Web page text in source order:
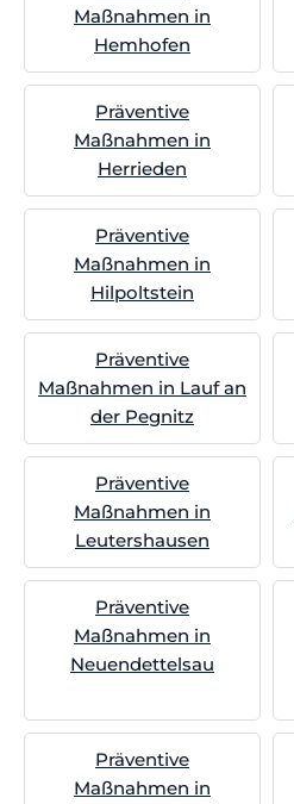
Maßnahmen in
Hemhofen
Präventive
Maßnahmen in
Herrieden
Präventive
Maßnahmen in
Hilpoltstein
Präventive
Maßnahmen in Lauf an
der Pegnitz
Präventive
Maßnahmen in
Leutershausen
Präventive
Maßnahmen in
Neuendettelsau
Präventive
Maßnahmen in